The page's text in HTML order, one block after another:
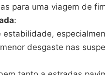
para uma viagem de
:
desgaste nas